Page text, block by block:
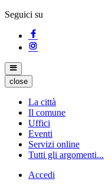
Seguici su
close
La città
Il comune
Uffici
Eventi
Servizi online
Tutti gli argomenti...
Accedi